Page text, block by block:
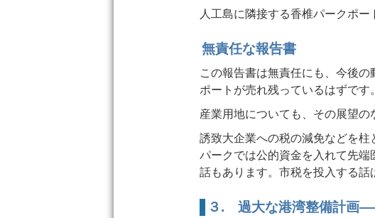
人工島に隣接する香椎パークポー
無責任な報告書
この報告書は無責任にも、今後
ポートが売れ残っているはずです。
産業用地についても、その展望の
誘致大企業への税の減免などを
パークでは公的資金を入れて先
話もあります。市税を投入する話
３. 過大な港湾整備計画